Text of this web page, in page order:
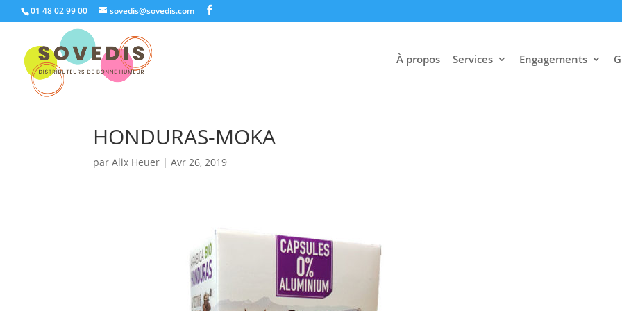
01 48 02 99 00 sovedis@sovedis.com
À propos Services Engagements
HONDURAS-MOKA
parAlix Heuer |Avr 26, 2019